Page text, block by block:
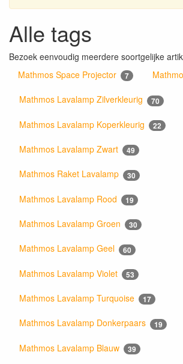
Alle tags
Bezoek eenvoudig meerdere soortgelijke
Mathmos Space Projector
7
Mathmos Lavalamp Zilverkleurig 70
Mathmos Lavalamp Koperkleurig 22
Mathmos Lavalamp Zwart 49
Mathmos Raket Lavalamp 30
Mathmos Lavalamp Rood 19
Mathmos Lavalamp Groen 30
Mathmos Lavalamp Geel 60
Mathmos Lavalamp Violet 53
Mathmos Lavalamp Turquoise 17
Mathmos Lavalamp Donkerpaars 19
Mathmos Lavalamp Blauw 39